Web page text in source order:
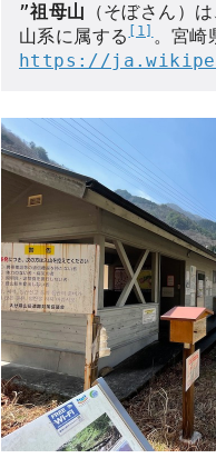
”祖母山 （そぼさん）は
山系に属する [1] 。宮崎
https://